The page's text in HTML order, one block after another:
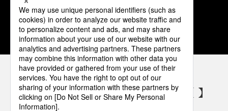
1 2 3 4 5
パナソニックの電気設備 SNSアカウント